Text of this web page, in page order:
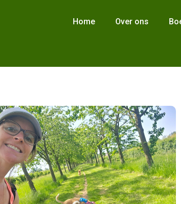
Home Over ons